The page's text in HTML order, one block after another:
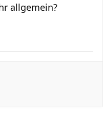
allgemein?